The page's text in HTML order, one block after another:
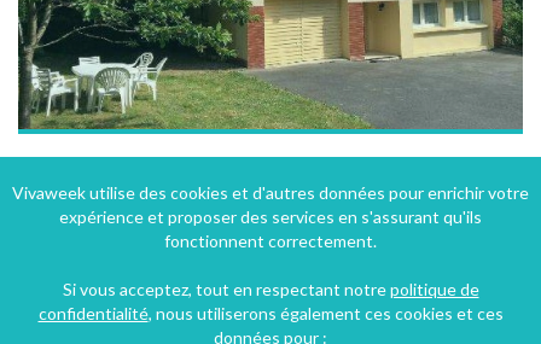
Gîte à Boisemont dans le Val d'Oise en Île-de-France
Boisemont (32 km), Val-d'Oise, Île-de-France, France
Vivaweek utilise des cookies et d'autres données pour enrichir votre
expérience et proposer des services en s'assurant qu'ils
fonctionnent correctement.
Si vous acceptez, tout en respectant notrepolitique de
confidentialité, nous utiliserons également ces cookies et ces
données pour :